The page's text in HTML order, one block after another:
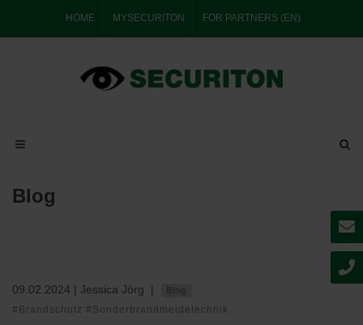
HOME MYSECURITON FOR PARTNERS (EN)
Blog
09.02.2024 | Jessica Jörg |
#Brandschutz #Sonderbrandmeldetechnik